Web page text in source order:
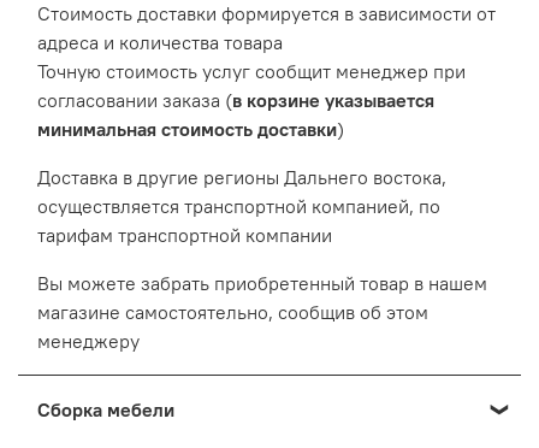
Cтоимость доставки формируется в зависимости от
адреса и количества товара
Точную стоимость услуг сообщит менеджер при
согласовании заказа (в корзине указывается
минимальная стоимость доставки)
Доставка в другие регионы Дальнего востока,
осуществляется транспортной компанией, по
тарифам транспортной компании
Вы можете забрать приобретенный товар в нашем
магазине самостоятельно, сообщив об этом
менеджеру
Сборка мебели